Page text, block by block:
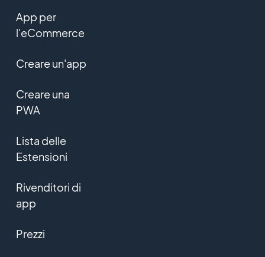
App per
l'eCommerce
Creare un'app
Creare una
PWA
Lista delle
Estensioni
Rivenditori di
app
Prezzi